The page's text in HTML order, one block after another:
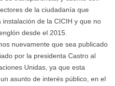
de la ciudadanía que
de la CICIH y que no
desde el 2015.
nuevamente que sea publicado
por la presidenta Castro al
Unidas, ya que esta
asunto de interés público, en el